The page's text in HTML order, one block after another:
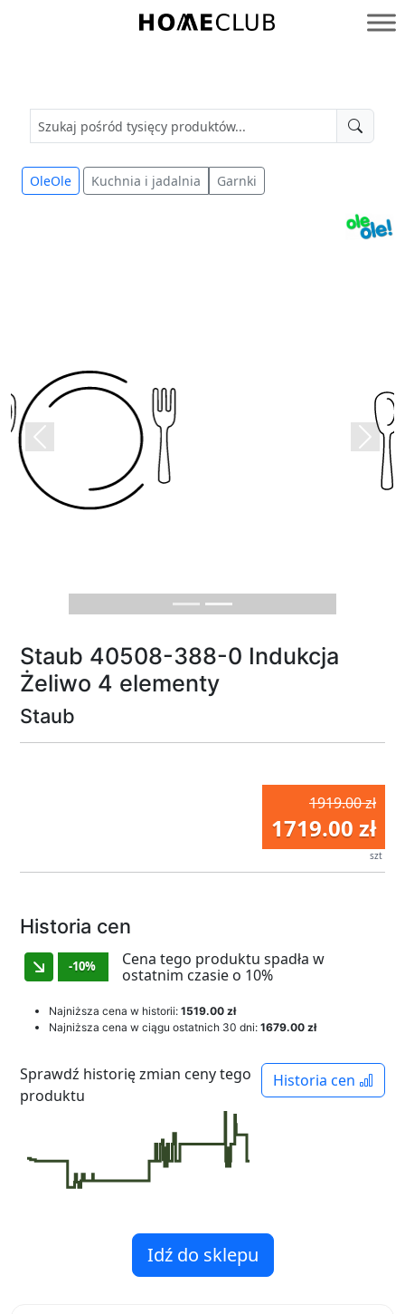
Homeclub
OleOle Kuchnia i jadalnia Garnki
Previous Next
Staub 40508-388-0 Indukcja
Żeliwo 4 elementy
Staub
1919.00 zł
1719.00 zł
szt
Historia cen
-10%
Cena tego produktu spadła w
ostatnim czasie o 10%
Najniższa cena w historii: 1519.00 zł
Najniższa cena w ciągu ostatnich 30 dni: 1679.00 zł
Historia cen
Sprawdź historię zmian ceny tego
produktu
Idź do sklepu